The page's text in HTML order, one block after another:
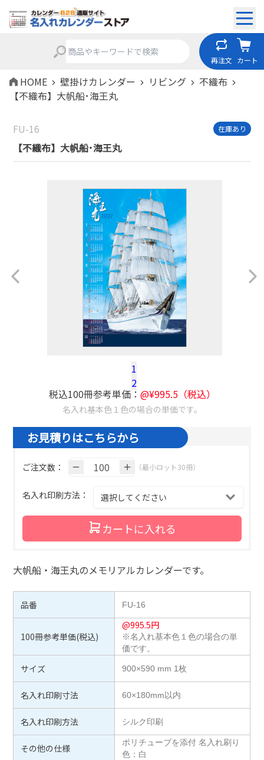
再注文 カート
HOME 壁掛けカレンダー リビング
不織布
【不織布】大帆船･海王丸
FU-16 在庫あり
【不織布】大帆船･海王丸
1
2
税込100冊参考単価： @¥995.5（税込）
名入れ基本色１色の場合の単価です。
お見積りはこちらから
ご注文数： （最小ロット30冊）
名入れ印刷方法：
カートに入れる
大帆船・海王丸のメモリアルカレンダーです。
品番 FU-16
100冊参考単価(税込)
@995.5円
※名入れ基本色１色の場合の単
価です。
サイズ 900×590 mm 1枚
名入れ印刷寸法 60×180mm以内
名入れ印刷方法 シルク印刷
その他の仕様
ポリチューブを添付 名入れ刷り
色：白